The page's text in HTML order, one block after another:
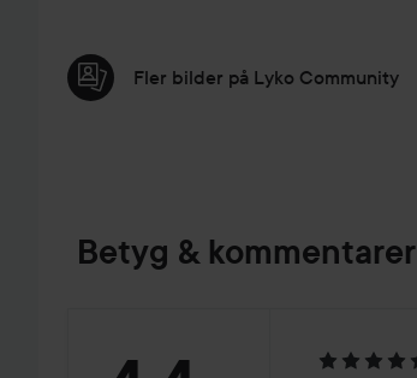
Fler bilder på Lyko Community
Betyg & kommentarer